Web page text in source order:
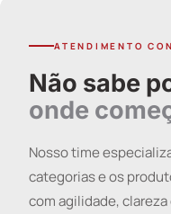
ATENDIMENTO
Não sabe
onde
Nosso time
categorias e os
com agilidade,